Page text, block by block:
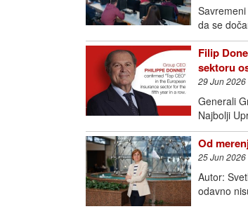
da se
Filip
sektoru
29 Jun 2026
Generali
Najbolji
Od
25 Jun 2026
Autor:
odavno